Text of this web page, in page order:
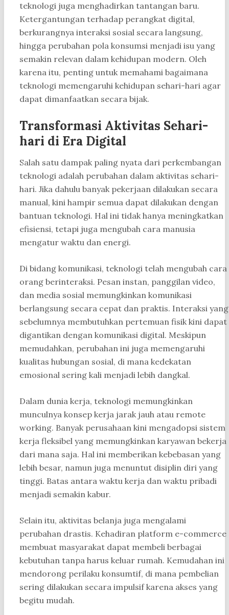
teknologi juga menghadirkan tantangan baru.
Ketergantungan terhadap perangkat digital,
berkurangnya interaksi sosial secara langsung,
hingga perubahan pola konsumsi menjadi isu yang
semakin relevan dalam kehidupan modern. Oleh
karena itu, penting untuk memahami bagaimana
teknologi memengaruhi kehidupan sehari-hari agar
dapat dimanfaatkan secara bijak.
Transformasi Aktivitas Sehari-
hari di Era Digital
Salah satu dampak paling nyata dari perkembangan
teknologi adalah perubahan dalam aktivitas sehari-
hari. Jika dahulu banyak pekerjaan dilakukan secara
manual, kini hampir semua dapat dilakukan dengan
bantuan teknologi. Hal ini tidak hanya meningkatkan
efisiensi, tetapi juga mengubah cara manusia
mengatur waktu dan energi.
Di bidang komunikasi, teknologi telah mengubah cara
orang berinteraksi. Pesan instan, panggilan video,
dan media sosial memungkinkan komunikasi
berlangsung secara cepat dan praktis. Interaksi yang
sebelumnya membutuhkan pertemuan fisik kini dapat
digantikan dengan komunikasi digital. Meskipun
memudahkan, perubahan ini juga memengaruhi
kualitas hubungan sosial, di mana kedekatan
emosional sering kali menjadi lebih dangkal.
Dalam dunia kerja, teknologi memungkinkan
munculnya konsep kerja jarak jauh atau remote
working. Banyak perusahaan kini mengadopsi sistem
kerja fleksibel yang memungkinkan karyawan bekerja
dari mana saja. Hal ini memberikan kebebasan yang
lebih besar, namun juga menuntut disiplin diri yang
tinggi. Batas antara waktu kerja dan waktu pribadi
menjadi semakin kabur.
Selain itu, aktivitas belanja juga mengalami
perubahan drastis. Kehadiran platform e-commerce
membuat masyarakat dapat membeli berbagai
kebutuhan tanpa harus keluar rumah. Kemudahan ini
mendorong perilaku konsumtif, di mana pembelian
sering dilakukan secara impulsif karena akses yang
begitu mudah.